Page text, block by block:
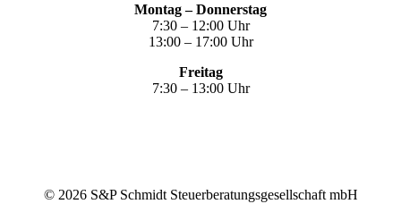
Montag – Donnerstag
7:30 – 12:00 Uhr
13:00 – 17:00 Uhr
Freitag
7:30 – 13:00 Uhr
© 2026S&P Schmidt Steuerberatungsgesellschaft mbH